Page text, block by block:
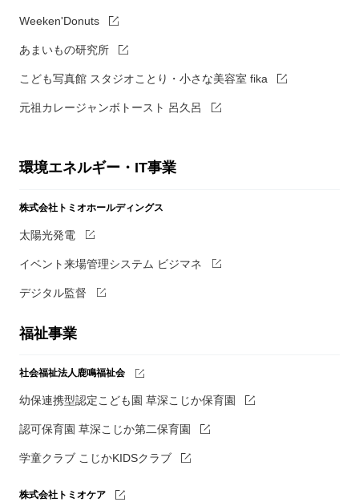
Weeken'Donuts
あまいもの研究所
こども写真館 スタジオことり・小さな美容室 fika
元祖カレージャンボトースト 呂久呂
環境エネルギー・IT事業
株式会社トミオホールディングス
太陽光発電
イベント来場管理システム ビジマネ
デジタル監督
福祉事業
社会福祉法人鹿鳴福祉会
幼保連携型認定こども園 草深こじか保育園
認可保育園 草深こじか第二保育園
学童クラブ こじかKIDSクラブ
株式会社トミオケア